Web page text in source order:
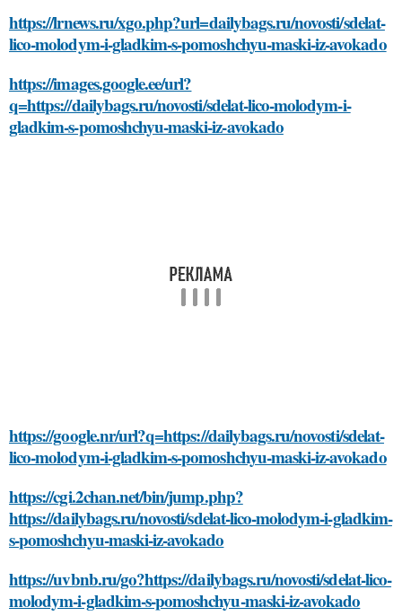
https://lrnews.ru/xgo.php?url=dailybags.ru/novosti/sdelat-
lico-molodym-i-gladkim-s-pomoshchyu-maski-iz-avokado
https://images.google.ee/url?
q=https://dailybags.ru/novosti/sdelat-lico-molodym-i-
gladkim-s-pomoshchyu-maski-iz-avokado
https://google.nr/url?q=https://dailybags.ru/novosti/sdelat-
lico-molodym-i-gladkim-s-pomoshchyu-maski-iz-avokado
https://cgi.2chan.net/bin/jump.php?
https://dailybags.ru/novosti/sdelat-lico-molodym-i-gladkim-
s-pomoshchyu-maski-iz-avokado
https://uvbnb.ru/go?https://dailybags.ru/novosti/sdelat-lico-
molodym-i-gladkim-s-pomoshchyu-maski-iz-avokado